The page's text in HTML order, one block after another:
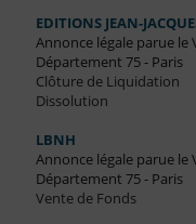
EDITIONS JEAN-
Annonce légale parue le
Département 75 - Paris
Clôture de Liquidation
Dissolution
LBNH
Annonce légale parue le
Département 75 - Paris
Vente de Fonds